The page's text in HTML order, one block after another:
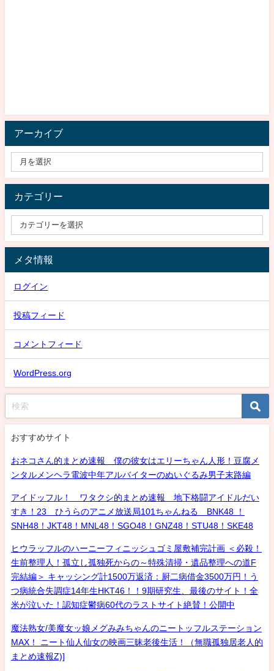
アーカイブ
カテゴリー
メタ情報
ログイン
投稿フィード
コメントフィード
WordPress.org
おすすめサイト
おネコさん的まとめ速報 僕の彼女はエリーちゃん人形！豆腐メ
ンタルメンヘラ電波中年アルバイターのぬいぐるみ男子末路編
アイドッフル！ ワタクシ的まとめ速報 地下格闘アイドルだい
すき！23 ひうらのアニメ放送局101ちゃんねる BNK48 ！
SNH48！JKT48！MNL48！SGO48！GNZ48！STU48！SKE48
ヒウラッフルのハーニーフィニッシュゴミ屋敷補完計画 ＜必殺！
生前整理人！孤立し孤独死からの～特殊清掃・遺品整理への道F
完結編＞ キャッシング計1500万返済：厨二病借金3500万円！う
つ病統合失調症14年生HKT46！！9期研究生、最後のサイト！全
米が泣いた！認知症鬱病60代のラストサイト絶賛！公開中
魔法熟女/美魔女ッ娘メグみみちゃんのニートッフルステーション
MAX！ ニート仙人仙女の映画三昧老後生活！（無職孤独居老人的
まとめ速報Z)]